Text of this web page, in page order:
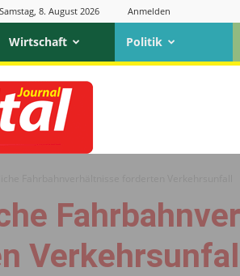
Samstag, 8. August 2026 Anmelden
Wirtschaft Politik